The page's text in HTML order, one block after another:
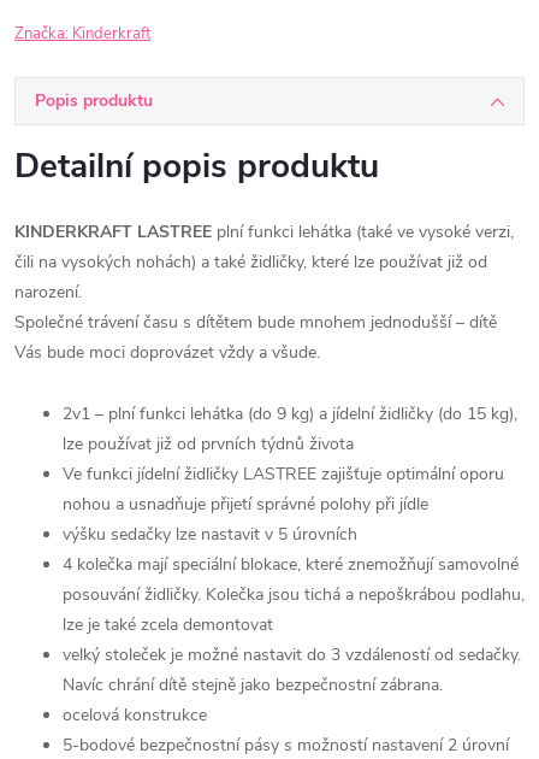
Značka: Kinderkraft
Popis produktu
Detailní popis produktu
KINDERKRAFT LASTREE plní funkci lehátka (také ve vysoké verzi,
čili na vysokých nohách) a také židličky, které lze používat již od
narození.
Společné trávení času s dítětem bude mnohem jednodušší – dítě
Vás bude moci doprovázet vždy a všude.
2v1 – plní funkci lehátka (do 9 kg) a jídelní židličky (do 15 kg),
lze používat již od prvních týdnů života
Ve funkci jídelní židličky LASTREE zajišťuje optimální oporu
nohou a usnadňuje přijetí správné polohy při jídle
výšku sedačky lze nastavit v 5 úrovních
4 kolečka mají speciální blokace, které znemožňují samovolné
posouvání židličky. Kolečka jsou tichá a nepoškrábou podlahu,
lze je také zcela demontovat
velký stoleček je možné nastavit do 3 vzdáleností od sedačky.
Navíc chrání dítě stejně jako bezpečnostní zábrana.
ocelová konstrukce
5-bodové bezpečnostní pásy s možností nastavení 2 úrovní